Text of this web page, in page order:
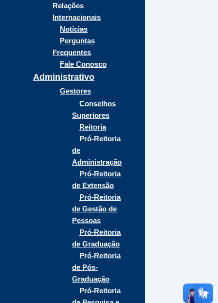
Relações
Internacionais
Notícias
Perguntas
Frequentes
Fale Conosco
Administrativo
Gestores
Conselhos
Superiores
Reitoria
Pró-Reitoria
de
Administração
Pró-Reitoria
de Extensão
Pró-Reitoria
de Gestão de
Pessoas
Pró-Reitoria
de Graduação
Pró-Reitoria
de Pós-
Graduação
Pró-Reitoria